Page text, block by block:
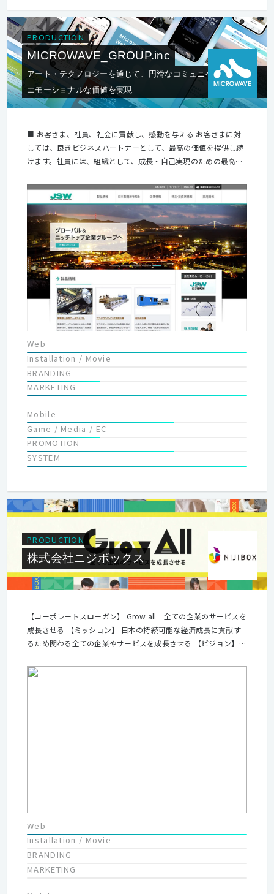
PRODUCTION
MICROWAVE_GROUP.inc
アート・テクノロジーを通じて、円滑なコミュニケーションと
エモーショナルな価値を実現
■ お客さま、社員、社会に貢献し、感動を与える お客さまに対
しては、良きビジネスパートナーとして、最高の価値を提供し続
けます。社員には、組織として、成長・自己実現のための最高の
り、社会に対して貢献し続けます。 ■ 戦略・アート・テクノロ
ジーを通じ、経済発展と豊かな社会づくりに貢献する 私たちは、
「戦略」、「アート」、「テクノロジー」の分野で、お客さまの
抱える経営課題を解決するプロフェッショナルファームです。こ
の3つの分野のバランスを常に保つことで、良いサービスがご提
供できると考えております。故事では「三本の矢は折れない」と
言います。それぞれの「矢」の品質を常に研ぎ澄まし、高付加価
値なサービスを提供し、豊かな社会作りに貢献いたします。 ■
創造力とチームワークを最大限に発揮する企業風土をつくる 企業
とは、個の集まりです。マイクロウェーブの全てのスタッフが、
柔軟な発想のもとで、それぞれの個性と創造力を発揮し、チーム
はそれを実現できる組織づくりをめざし、組織としての意味を持
ち続けていきたいと考えています。今だからできること、これか
らやりたいこと。ビジョンのために夢を共有できる仲間づくり。
組織でなくてはできないことそれが私たち組織の考えです。
Web
Installation / Movie
BRANDING
MARKETING
Mobile
Game / Media / EC
PROMOTION
SYSTEM
PRODUCTION
株式会社ニジボックス
【コーポレートスローガン】 Grow all 全ての企業のサービスを
成長させる 【ミッション】 ⽇本の持続可能な経済成⻑に貢献す
るため関わる全ての企業やサービスを成⻑させる 【ビジョン】
目に柔軟に ・助け合い高め合う ・変化の主体者となる
Web
Installation / Movie
BRANDING
MARKETING